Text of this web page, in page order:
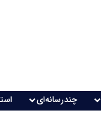
چندرسانه‌ای